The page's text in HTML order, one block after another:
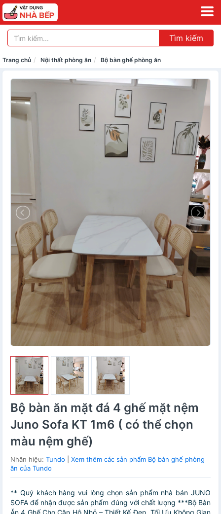
Tìm kiếm
Trang chủ Nội thất phòng ăn Bộ bàn ghế phòng ăn
Bộ bàn ăn mặt đá 4 ghế mặt nệm
Juno Sofa KT 1m6 ( có thể chọn
màu nệm ghế)
Nhãn hiệu: Tundo
Xem thêm các sản phẩm Bộ bàn ghế phòng
ăn của Tundo
** Quý khách hàng vui lòng chọn sản phẩm nhà bán JUNO
SOFA để nhận được sản phẩm đúng với chất lượng ***Bộ Bàn
Ăn 4 Ghế Cho Căn Hộ Nhỏ – Thiết Kế Đẹp, Tối Ưu Không Gian